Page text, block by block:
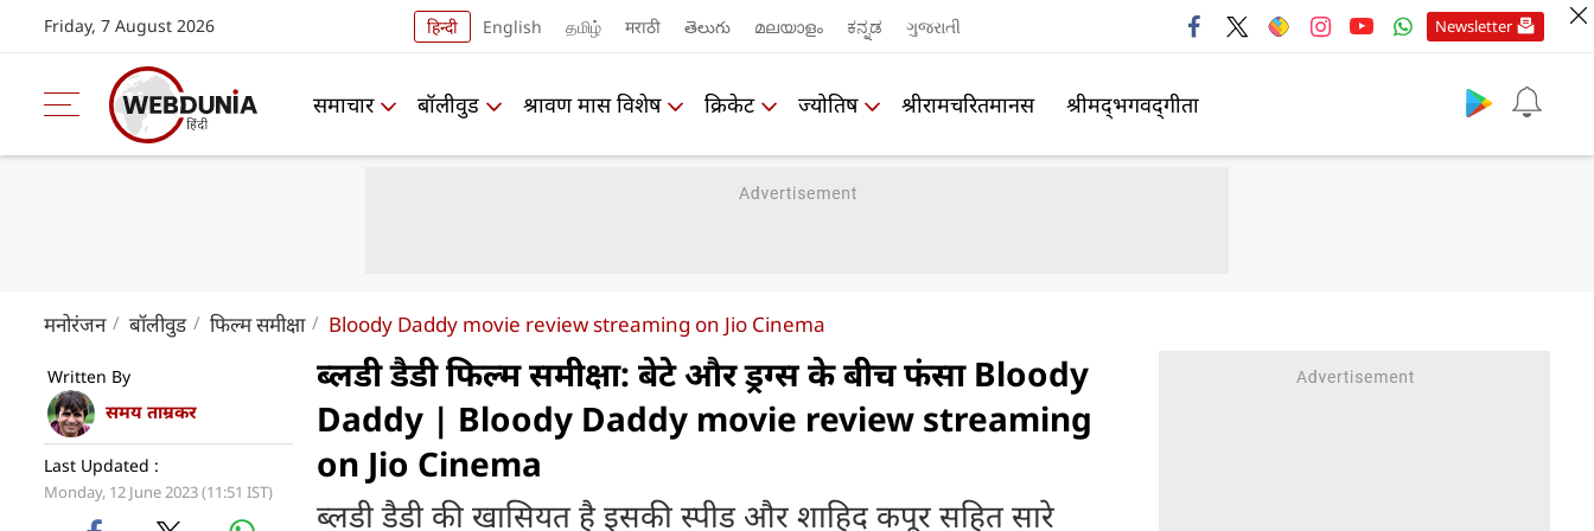
Friday, 7 August 2026 हिन्दी English தமிழ் मराठी తెలుగు മലയാളം ಕನ್ನಡ ગુજરાતી Newsletter
समाचार बॉलीवुड श्रावण मास विशेष क्रिकेट ज्योतिष श्रीरामचरितमानस श्रीमद्‍भगवद्‍गीता
मनोरंजन बॉलीवुड फिल्म समीक्षा Bloody Daddy movie review streaming on Jio Cinema
Written By
समय ताम्रकर
Last Updated :
Monday, 12 June 2023 (11:51 IST)
ब्लडी डैडी फिल्म समीक्षा: बेटे और ड्रग्स के बीच फंसा Bloody
Daddy | Bloody Daddy movie review streaming
on Jio Cinema
ब्लडी डैडी की खासियत है इसकी स्पीड और शाहिद कपूर सहित सारे